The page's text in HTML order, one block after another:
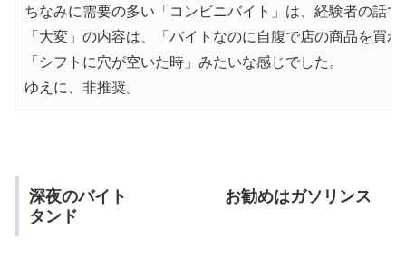
ちなみに需要の多い「コンビニバイト」は、経験者の話
「大変」の内容は、「バイトなのに自腹で店の商品を買
「シフトに穴が空いた時」みたいな感じでした。
ゆえに、非推奨。
深夜のバイト お勧めはガソリンス
タンド